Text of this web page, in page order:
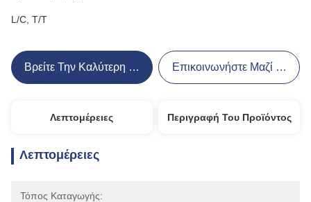
L/C, T/T
Βρείτε Την Καλύτερη Τιμή Επικοινωνήστε Μαζί Μας
Λεπτομέρειες Περιγραφή Του Προϊόντος
Λεπτομέρειες
Τόπος Καταγωγής: